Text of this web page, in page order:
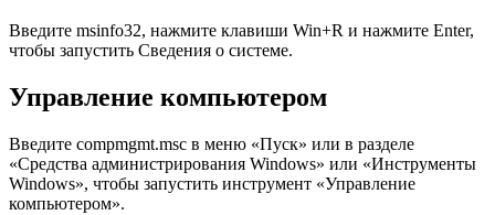
Введите msinfo32, нажмите клавиши Win+R и нажмите Enter,
чтобы запустить Сведения о системе.
Управление компьютером
Введите compmgmt.msc в меню «Пуск» или в разделе
«Средства администрирования Windows» или «Инструменты
Windows», чтобы запустить инструмент «Управление
компьютером».